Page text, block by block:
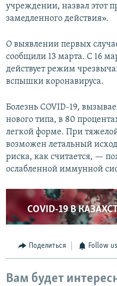
учреждении, назвал этот
замедленного действия».
О выявлении первых
сообщили 13 марта. С 16
действует режим
вспышки коронавируса.
Болезнь COVID-19,
нового типа, в 80
легкой форме. При
возможен летальный
риска, как считается, —
ослабленной иммунной
COVID-19 В
Поделиться Follow us
Вам будет